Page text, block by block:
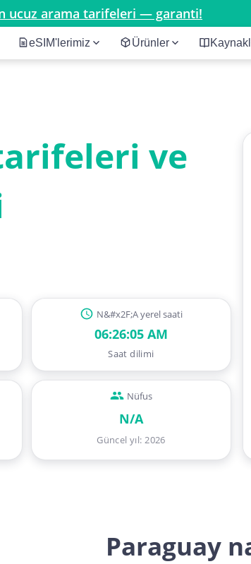
ucuz arama tarifeleri — garanti!
eSIM'lerimiz Ürünler
ve
N&#x2F;A yerel saati
06:26:06 AM
Saat dilimi
Nüfus
N/A
Güncel yıl: 2026
Paraguay